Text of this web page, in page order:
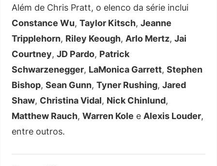
Além de Chris Pratt, o elenco da série inclui
Constance Wu, Taylor Kitsch, Jeanne
Tripplehorn, Riley Keough, Arlo Mertz, Jai
Courtney, JD Pardo, Patrick
Schwarzenegger, LaMonica Garrett, Stephen
Bishop, Sean Gunn, Tyner Rushing, Jared
Shaw, Christina Vidal, Nick Chinlund,
Matthew Rauch, Warren Kole e Alexis Louder,
entre outros.